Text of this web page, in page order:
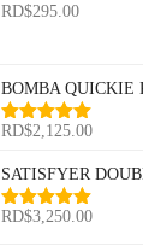
Valorado
RD$295.00
BOMBA QUICKIE
Valorado
5
RD$2,125.00
SATISFYER
Valorado
RD$3,250.00